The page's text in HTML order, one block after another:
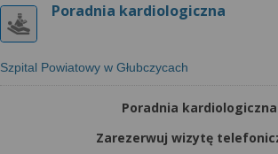
Poradnia kardiologiczna
Szpital Powiatowy w Głubczycach
Poradnia kardiologiczna
Zarezerwuj wizytę